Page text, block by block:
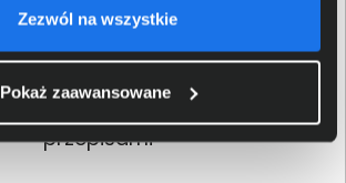
Zezwól na wszystkie
Pokaż zaawansowane
przepisami